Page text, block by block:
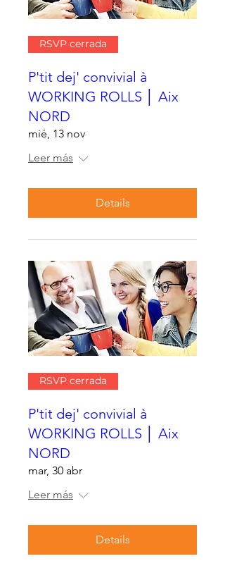
RSVP cerrada
P'tit dej' convivial à
WORKING ROLLS │ Aix
NORD
mié, 13 nov
Leer más
Details
RSVP cerrada
P'tit dej' convivial à
WORKING ROLLS │ Aix
NORD
mar, 30 abr
Leer más
Details